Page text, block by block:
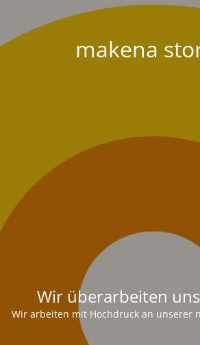
makena
Wir überarbeiten
Wir arbeiten mit Hochdruck an unserer